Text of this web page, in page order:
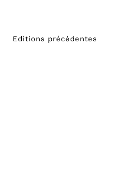
Editions précédentes